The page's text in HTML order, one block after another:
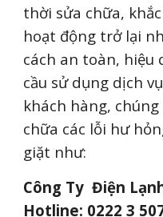
thời sửa chữa,
hoạt động trở lại
cách an toàn, hiệu
cầu sử dụng dịch
khách hàng,
chữa các lỗi hư
giặt như:
Công Ty Điện
Hotline: 0222 3